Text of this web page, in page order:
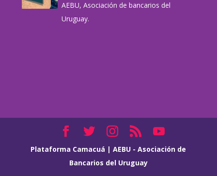
AEBU, Asociación de bancarios del
Uruguay.
Plataforma Camacuá |AEBU - Asociación de
Bancarios del Uruguay